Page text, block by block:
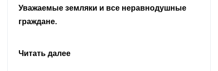
Уважаемые земляки и все неравнодушные
граждане.
Читать далее